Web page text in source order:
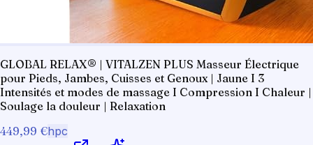
GLOBAL RELAX® | VITALZEN PLUS Masseur Électrique
pour Pieds, Jambes, Cuisses et Genoux | Jaune I 3
Intensités et modes de massage I Compression I Chaleur |
Soulage la douleur | Relaxation
449,99 €hpc